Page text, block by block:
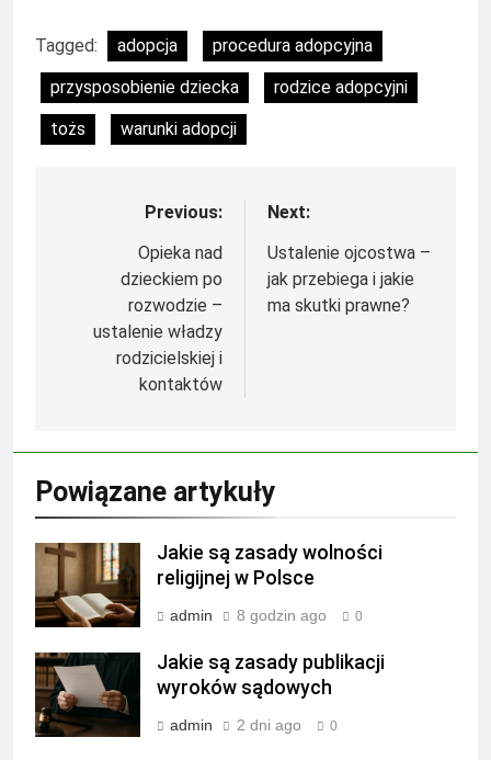
Tagged: adopcja
procedura adopcyjna
przysposobienie dziecka
rodzice adopcyjni
tożs
warunki adopcji
NawigacjaPrevious:
Opieka nad
dzieckiem po
rozwodzie –
ustalenie władzy
rodzicielskiej i
kontaktów
Next:
Ustalenie ojcostwa –
jak przebiega i jakie
ma skutki prawne?
Powiązane artykuły
Jakie są zasady wolności
religijnej w Polsce
admin 8 godzin ago 0
Jakie są zasady publikacji
wyroków sądowych
admin 2 dni ago 0